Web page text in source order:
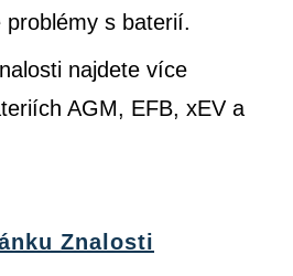
s baterií.
najdete více
AGM, EFB, xEV a
Znalosti